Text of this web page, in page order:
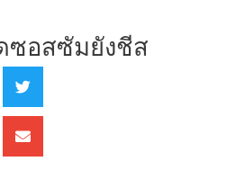
ซอสซัมยังชีส